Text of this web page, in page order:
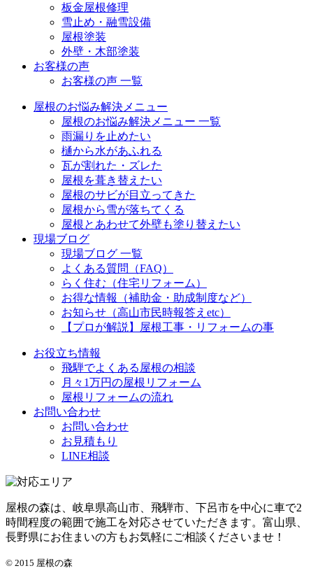
板金屋根修理
雪止め・融雪設備
屋根塗装
外壁・木部塗装
お客様の声
お客様の声 一覧
屋根のお悩み解決メニュー
屋根のお悩み解決メニュー 一覧
雨漏りを止めたい
樋から水があふれる
瓦が割れた・ズレた
屋根を葺き替えたい
屋根のサビが目立ってきた
屋根から雪が落ちてくる
屋根とあわせて外壁も塗り替えたい
現場ブログ
現場ブログ 一覧
よくある質問（FAQ）
らく住む（住宅リフォーム）
お得な情報（補助金・助成制度など）
お知らせ（高山市民時報答えetc）
【プロが解説】屋根工事・リフォームの事
お役立ち情報
飛騨でよくある屋根の相談
月々1万円の屋根リフォーム
屋根リフォームの流れ
お問い合わせ
お問い合わせ
お見積もり
LINE相談
屋根の森は、岐阜県高山市、飛騨市、下呂市を中心に車で2
時間程度の範囲で施工を対応させていただきます。富山県、
長野県にお住まいの方もお気軽にご相談くださいませ！
© 2015 屋根の森